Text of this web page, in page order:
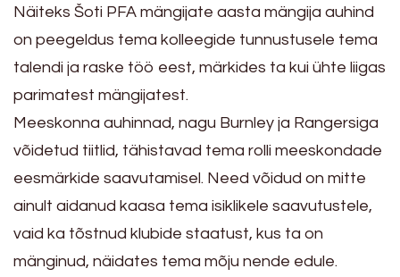
Näiteks Šoti PFA mängijate aasta mängija auhind
on peegeldus tema kolleegide tunnustusele tema
talendi ja raske töö eest, märkides ta kui ühte liigas
parimatest mängijatest.
Meeskonna auhinnad, nagu Burnley ja Rangersiga
võidetud tiitlid, tähistavad tema rolli meeskondade
eesmärkide saavutamisel. Need võidud on mitte
ainult aidanud kaasa tema isiklikele saavutustele,
vaid ka tõstnud klubide staatust, kus ta on
mänginud, näidates tema mõju nende edule.